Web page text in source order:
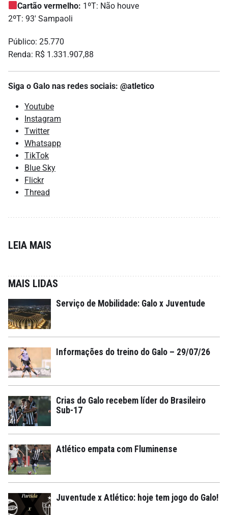
Cartão vermelho: 1ºT: Não houve
2ºT: 93′ Sampaoli
Público: 25.770
Renda: R$ 1.331.907,88
Siga o Galo nas redes sociais: @atletico
Youtube
Instagram
Twitter
Whatsapp
TikTok
Blue Sky
Flickr
Thread
LEIA MAIS
MAIS LIDAS
Serviço de Mobilidade: Galo x Juventude
Informações do treino do Galo – 29/07/26
Crias do Galo recebem líder do Brasileiro
Sub-17
Atlético empata com Fluminense
Juventude x Atlético: hoje tem jogo do Galo!